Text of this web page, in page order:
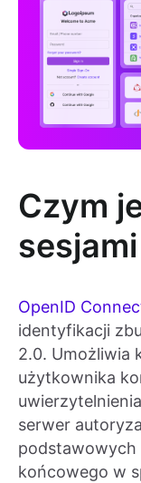
Czym
OpenID
identyfikacji
2.0. Umożliwia
użytkownika
serwer
końcowego w